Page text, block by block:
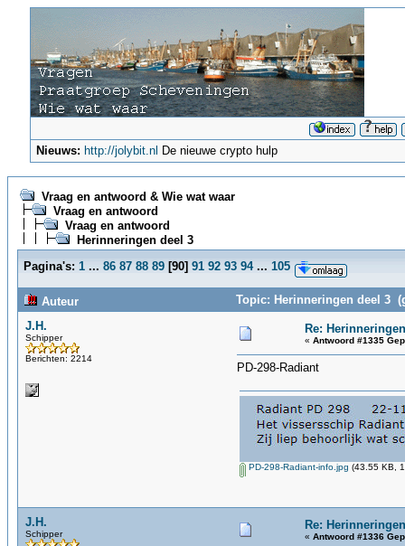
Nieuws: http://jolybit.nl De nieuwe crypto hulp
Vraag en antwoord & Wie wat waar
Vraag en antwoord
Vraag en antwoord
Herinneringen deel 3
Pagina's: 1 ... 86 87 88 89 [90] 91 92 93 94 ... 105
Auteur
Topic: Herinneringen deel 3
J.H.
Schipper
Berichten: 2214
Re:
« Antwoord #1335
PD-298-Radiant
PD-298-Radiant-info.jpg (43.55 KB,
J.H.
Schipper
Re:
« Antwoord #1336